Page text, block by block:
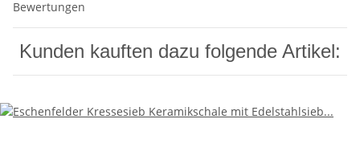
Bewertungen
Kunden kauften dazu folgende Artikel: